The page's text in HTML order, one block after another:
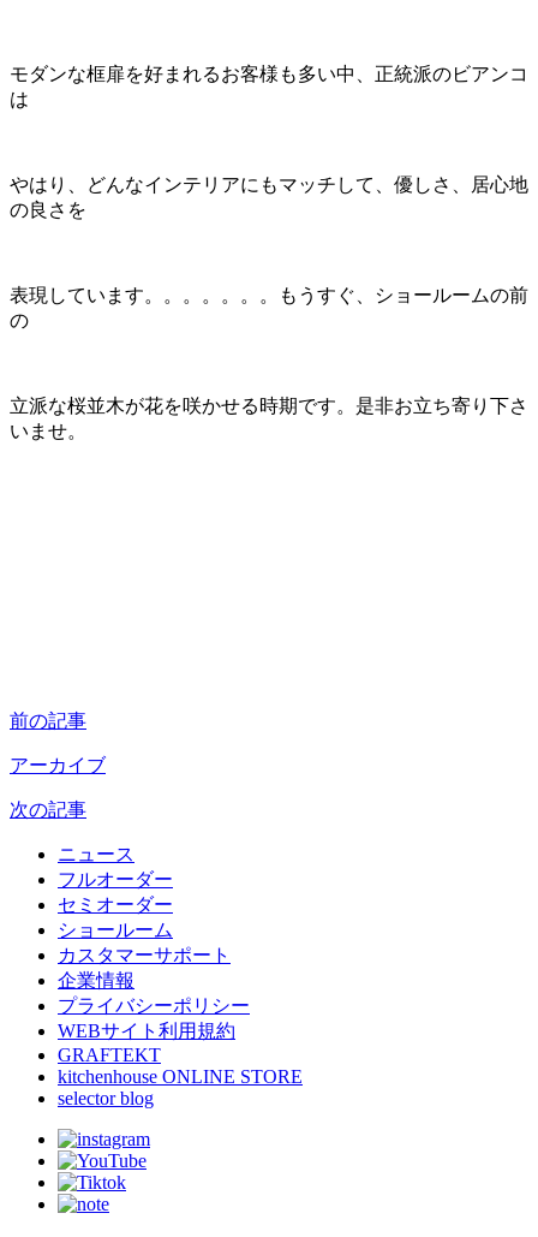
モダンな框扉を好まれるお客様も多い中、正統派のビアンコ
は
やはり、どんなインテリアにもマッチして、優しさ、居心地
の良さを
表現しています。。。。。。。もうすぐ、ショールームの前
の
立派な桜並木が花を咲かせる時期です。是非お立ち寄り下さ
いませ。
前の記事
アーカイブ
次の記事
ニュース
フルオーダー
セミオーダー
ショールーム
カスタマーサポート
企業情報
プライバシーポリシー
WEBサイト利用規約
GRAFTEKT
kitchenhouse ONLINE STORE
selector blog